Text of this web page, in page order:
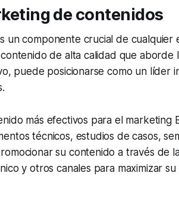
de contenidos
un componente crucial de cualquier
de alta calidad que aborde
puede posicionarse como un líder
más efectivos para el marketing
técnicos, estudios de casos,
su contenido a través de
y otros canales para maximizar su